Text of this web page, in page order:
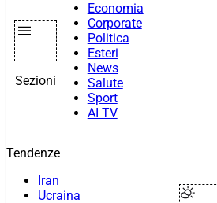
Sezioni
Economia
Corporate
Politica
Esteri
News
Salute
Sport
AI TV
Tendenze
Iran
Ucraina